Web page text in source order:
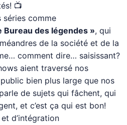
📺
séries comme
Bureau des légendes », qui
de la société et de la
comment dire… saisissant?
aient traversé nos
bien plus large que nos
de sujets qui fâchent, qui
et c’est ça qui est bon!
d’intégration